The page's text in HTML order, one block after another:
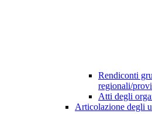
Rendiconti
regionali/
Atti degli
Articolazione degli